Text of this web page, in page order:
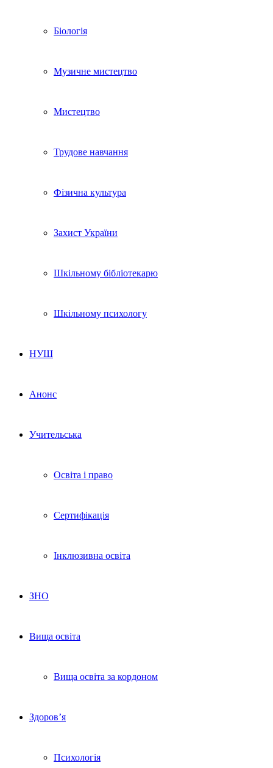
Біологія
Музичне мистецтво
Мистецтво
Трудове навчання
Фізична культура
Захист України
Шкільному бібліотекарю
Шкільному психологу
НУШ
Анонс
Учительська
Освіта і право
Сертифікація
Інклюзивна освіта
ЗНО
Вища освіта
Вища освіта за кордоном
Здоров’я
Психологія